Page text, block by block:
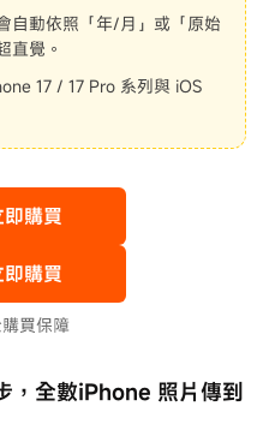
自動依照「年/月」或「原始
直覺。
17 / 17 Pro 系列與 iOS
全數iPhone 照片傳到